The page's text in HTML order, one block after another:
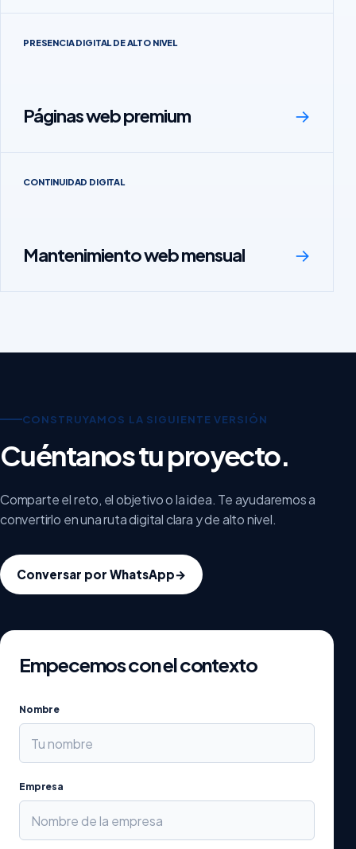
PRESENCIA DIGITAL DE ALTO NIVEL
Páginas web premium →
CONTINUIDAD DIGITAL
Mantenimiento web mensual →
CONSTRUYAMOS LA SIGUIENTE VERSIÓN
Cuéntanos tu proyecto.
Comparte el reto, el objetivo o la idea. Te ayudaremos a
convertirlo en una ruta digital clara y de alto nivel.
Conversar por WhatsApp→
Empecemos con el contexto
Nombre
Empresa